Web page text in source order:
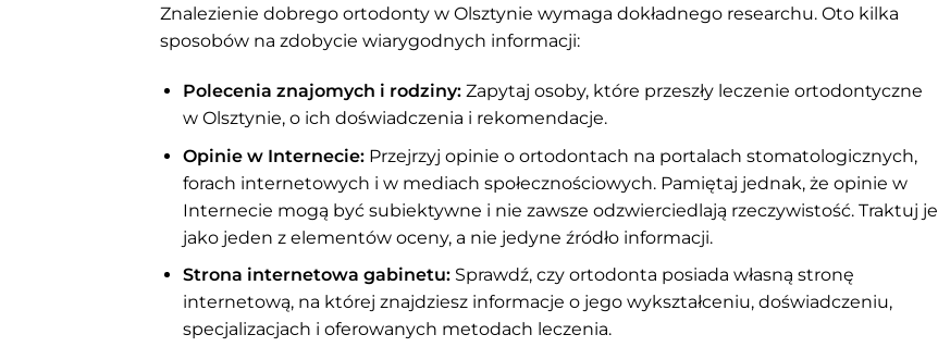
Znalezienie dobrego ortodonty w Olsztynie wymaga dokładnego researchu. Oto kilka
sposobów na zdobycie wiarygodnych informacji:
Polecenia znajomych i rodziny:Zapytaj osoby, które przeszły leczenie ortodontyczne
w Olsztynie, o ich doświadczenia i rekomendacje.
Opinie w Internecie:Przejrzyj opinie o ortodontach na portalach stomatologicznych,
forach internetowych i w mediach społecznościowych. Pamiętaj jednak, że opinie w
Internecie mogą być subiektywne i nie zawsze odzwierciedlają rzeczywistość. Traktuj je
jako jeden z elementów oceny, a nie jedyne źródło informacji.
Strona internetowa gabinetu:Sprawdź, czy ortodonta posiada własną stronę
internetową, na której znajdziesz informacje o jego wykształceniu, doświadczeniu,
specjalizacjach i oferowanych metodach leczenia.